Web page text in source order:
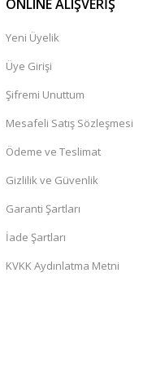
ONLINE ALIŞVERİŞ
Yeni Üyelik
Üye Girişi
Şifremi Unuttum
Mesafeli Satış Sözleşmesi
Ödeme ve Teslimat
Gizlilik ve Güvenlik
Garanti Şartları
İade Şartları
KVKK Aydınlatma Metni